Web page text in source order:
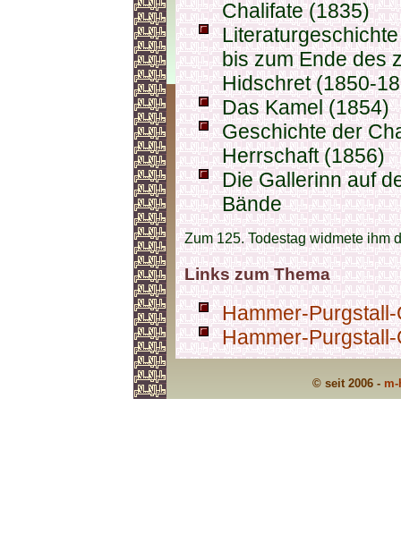
Chalifate (1835)
bis zum Ende des
Hidschret (1850-
Das Kamel (1854)
Geschichte der
Herrschaft (1856)
Die Gallerinn auf
Bände
Zum 125. Todestag widmete ihm
Links zum Thema
Hammer-
Hammer-
© seit 2006 -